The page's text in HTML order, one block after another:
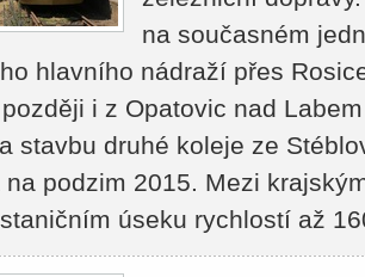
na současném
hlavního nádraží přes
i z Opatovic nad
stavbu druhé koleje ze
na podzim 2015. Mezi
úseku rychlostí až